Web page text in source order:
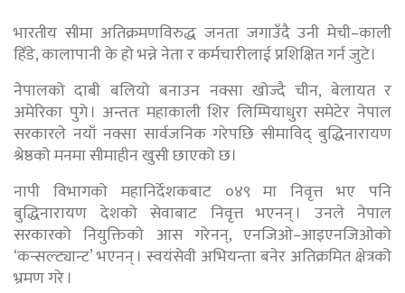
भारतीय सीमा अतिक्रमणविरुद्ध जनता जगाउँदै उनी मेची–काली
हिँडे, कालापानी के हो भन्ने नेता र कर्मचारीलाई प्रशिक्षित गर्न जुटे।
नेपालको दाबी बलियो बनाउन नक्सा खोज्दै चीन, बेलायत र
अमेरिका पुगे । अन्ततः महाकाली शिर लिम्पियाधुरा समेटेर नेपाल
सरकारले नयाँ नक्सा सार्वजनिक गरेपछि सीमाविद् बुद्धिनारायण
श्रेष्ठको मनमा सीमाहीन खुसी छाएको छ।
नापी विभागको महानिर्देशकबाट ०४९ मा निवृत्त भए पनि
बुद्धिनारायण देशको सेवाबाट निवृत्त भएनन् । उनले नेपाल
सरकारको नियुक्तिको आस गरेनन्, एनजिओ–आइएनजिओको
‘कन्सल्ट्यान्ट’ भएनन् । स्वयंसेवी अभियन्ता बनेर अतिक्रमित क्षेत्रको
भ्रमण गरे ।